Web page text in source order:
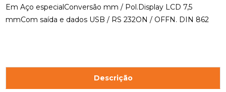
Em Aço especialConversão mm / Pol.Display LCD 7,5
mmCom saída e dados USB / RS 232ON / OFFN. DIN 862
Descrição